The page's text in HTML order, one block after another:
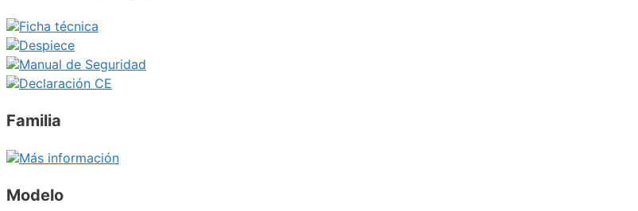
Ficha técnica
Despiece
Manual de Seguridad
Declaración CE
Familia
Más información
Modelo